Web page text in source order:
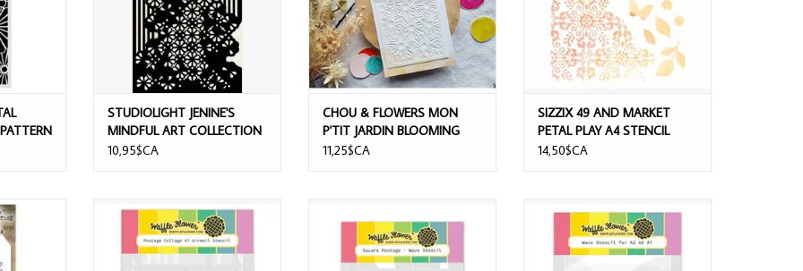
STUDIOLIGHT JENINE'S
MINDFUL ART COLLECTION
ESSENTIALS GRUNGY
10,95$CA
CHOU & FLOWERS MON
P'TIT JARDIN BLOOMING
STENCIL
11,25$CA
SIZZIX 49 AND MARKET
PETAL PLAY A4 STENCIL
14,50$CA
TIM
SET
WAFFLE FLOWER POSTAGE
COLLAGE A7 AIRMAIL STENCIL SET
WAVE STENCIL
AJOUTER AU PANIER
AJOUTER AU PANIER